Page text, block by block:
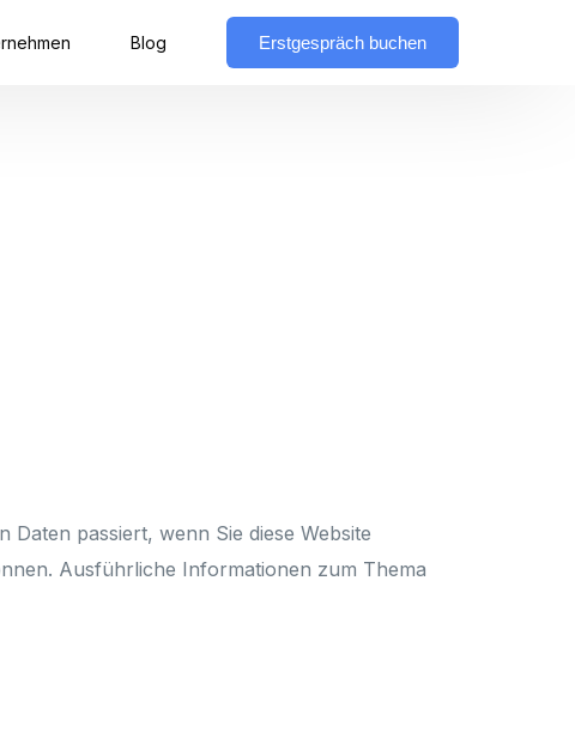
Blog Erstgespräch buchen
passiert, wenn Sie diese Website
Ausführliche Informationen zum Thema